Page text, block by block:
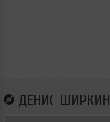
ДЕНИС ШИРКИН